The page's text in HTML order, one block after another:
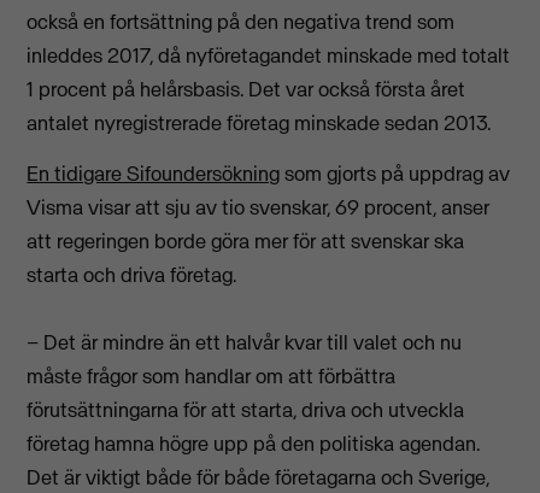
också en fortsättning på den negativa trend som
inleddes 2017, då nyföretagandet minskade med totalt
1 procent på helårsbasis. Det var också första året
antalet nyregistrerade företag minskade sedan 2013.
En tidigare Sifoundersökningsom gjorts på uppdrag av
Visma visar att sju av tio svenskar, 69 procent, anser
att regeringen borde göra mer för att svenskar ska
starta och driva företag.
– Det är mindre än ett halvår kvar till valet och nu
måste frågor som handlar om att förbättra
förutsättningarna för att starta, driva och utveckla
företag hamna högre upp på den politiska agendan.
Det är viktigt både för både företagarna och Sverige,